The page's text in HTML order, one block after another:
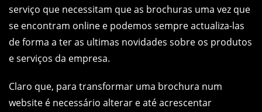
serviço que necessitam que as brochuras uma vez que
se encontram online e podemos sempre actualiza-las
de forma a ter as ultimas novidades sobre os produtos
e serviços da empresa.
Claro que, para transformar uma brochura num
website é necessário alterar e até acrescentar